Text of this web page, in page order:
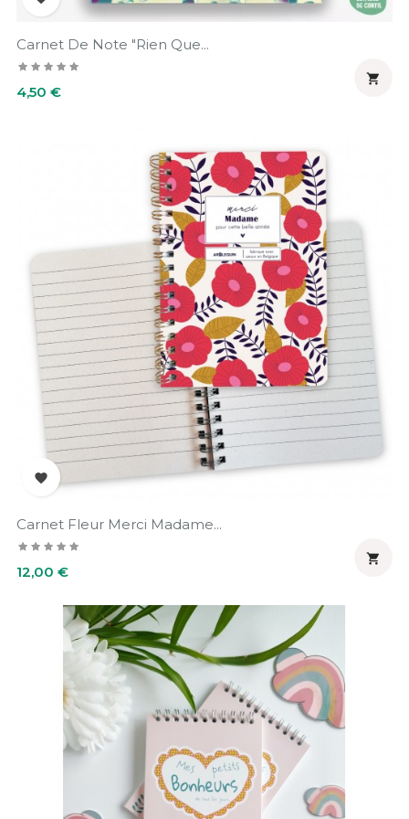
Carnet De Note "Rien Que...
Prix
4,50 €


Carnet Fleur Merci Madame...
Prix
12,00 €
